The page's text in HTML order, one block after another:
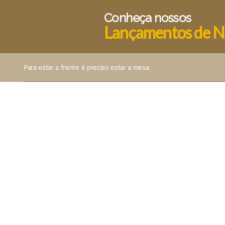
Conheça nossos
Lançamentos de
Para estar a frente é preciso estar a mesa